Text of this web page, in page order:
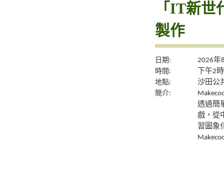
「IT新世
製作
日期:
2026年
時間:
下午2
地點:
沙田公
簡介:
透過簡
戲，從
習圖象